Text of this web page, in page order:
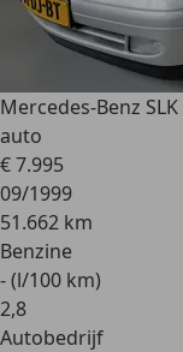
Mercedes-Benz
auto
€ 7.995
09/1999
51.662 km
Benzine
- (l/100 km)
2,8
Autobedrijf